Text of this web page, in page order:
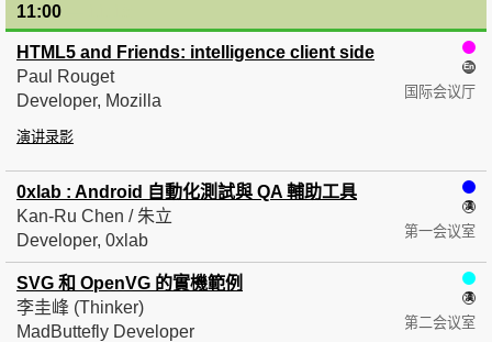
11:00
HTML5 and Friends: intelligence client side
国际会议厅
Paul Rouget
Developer, Mozilla
演讲录影
0xlab : Android 自動化測試與 QA 輔助工具
第一会议室
Kan-Ru Chen / 朱立
Developer, 0xlab
SVG 和 OpenVG 的實機範例
第二会议室
李圭峰 (Thinker)
MadButtefly Developer